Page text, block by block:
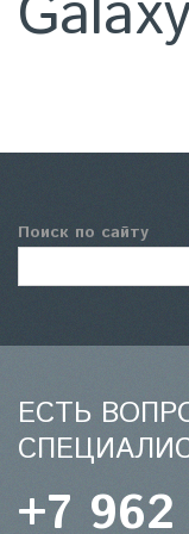
Поиск по сайту
ЕСТЬ
+7